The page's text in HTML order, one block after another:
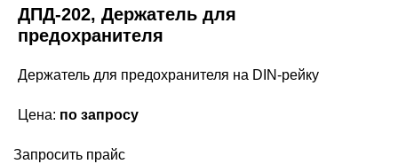
ДПД-202, Держатель для
предохранителя
Держатель для предохранителя на DIN-рейку
Цена: по запросу
Запросить прайс